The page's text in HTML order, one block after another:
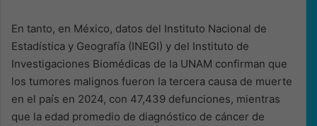
En tanto, en México, datos del Instituto Nacional de
Estadística y Geografía (INEGI) y del Instituto de
Investigaciones Biomédicas de la UNAM confirman que
los tumores malignos fueron la tercera causa de muerte
en el país en 2024, con 47,439 defunciones, mientras
que la edad promedio de diagnóstico de cáncer de